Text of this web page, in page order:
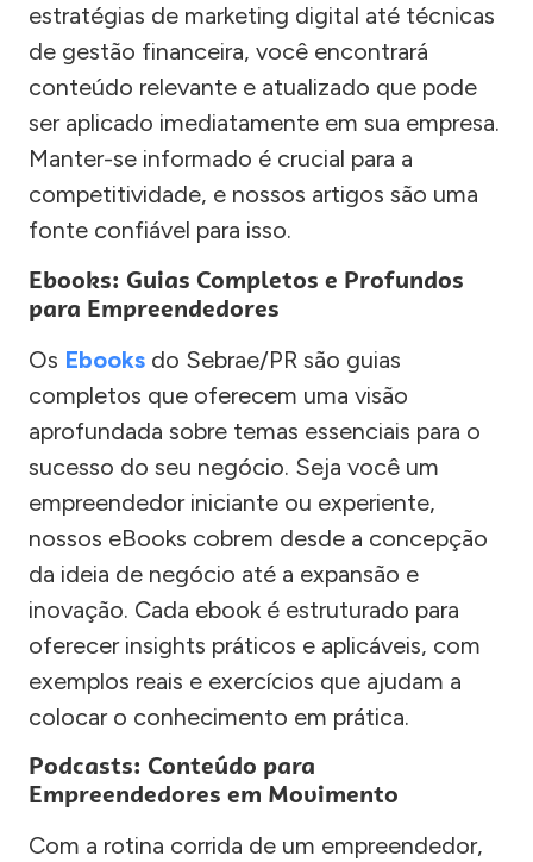
estratégias de marketing digital até técnicas
de gestão financeira, você encontrará
conteúdo relevante e atualizado que pode
ser aplicado imediatamente em sua empresa.
Manter-se informado é crucial para a
competitividade, e nossos artigos são uma
fonte confiável para isso.
Ebooks: Guias Completos e Profundos
para Empreendedores
Os Ebooks do Sebrae/PR são guias
completos que oferecem uma visão
aprofundada sobre temas essenciais para o
sucesso do seu negócio. Seja você um
empreendedor iniciante ou experiente,
nossos eBooks cobrem desde a concepção
da ideia de negócio até a expansão e
inovação. Cada ebook é estruturado para
oferecer insights práticos e aplicáveis, com
exemplos reais e exercícios que ajudam a
colocar o conhecimento em prática.
Podcasts: Conteúdo para
Empreendedores em Movimento
Com a rotina corrida de um empreendedor,